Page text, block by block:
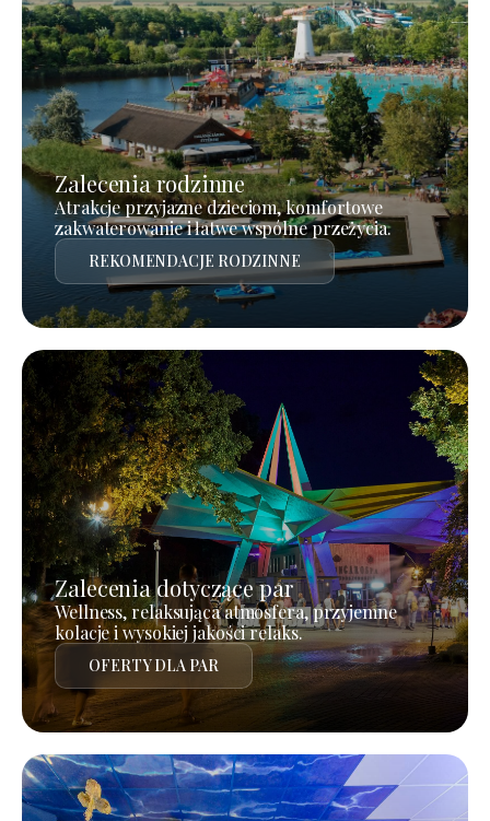
Zalecenia rodzinne
Atrakcje przyjazne dzieciom, komfortowe
zakwaterowanie i łatwe wspólne przeżycia.
REKOMENDACJE RODZINNE
Zalecenia dotyczące par
Wellness, relaksująca atmosfera, przyjemne
kolacje i wysokiej jakości relaks.
OFERTY DLA PAR